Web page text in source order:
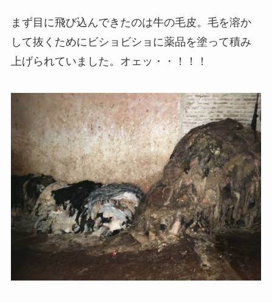
まず目に飛び込んできたのは牛の毛皮。毛を溶か
して抜くためにビショビショに薬品を塗って積み
上げられていました。オェッ・・！！！